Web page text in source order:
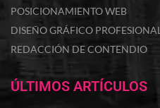
POSICIONAMIENTO WEB
DISEÑO GRÁFICO PROFESIONAL
REDACCIÓN DE CONTENDIO
ÚLTIMOS ARTÍCULOS